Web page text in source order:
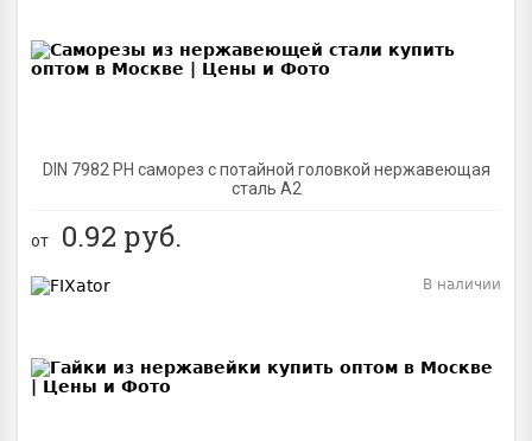
DIN 7982 PH саморез с потайной головкой нержавеющая
сталь A2
от 0.92 руб.
В наличии